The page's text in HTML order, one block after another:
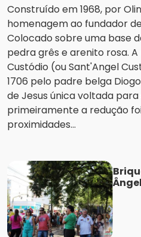
Construído em 1968, por
homenagem ao fundador
Colocado sobre uma base
pedra grês e arenito rosa.
Custódio (ou Sant'Angel
1706 pelo padre belga
de Jesus única voltada
primeiramente a redução
proximidades...